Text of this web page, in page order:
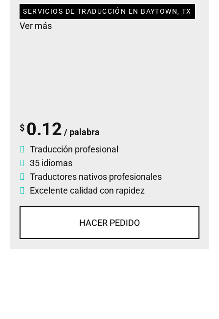
SERVICIOS DE TRADUCCIÓN EN BAYTOWN, TX
Ver más
$ 0.12 / palabra
Traducción profesional
35 idiomas
Traductores nativos profesionales
Excelente calidad con rapidez
HACER PEDIDO